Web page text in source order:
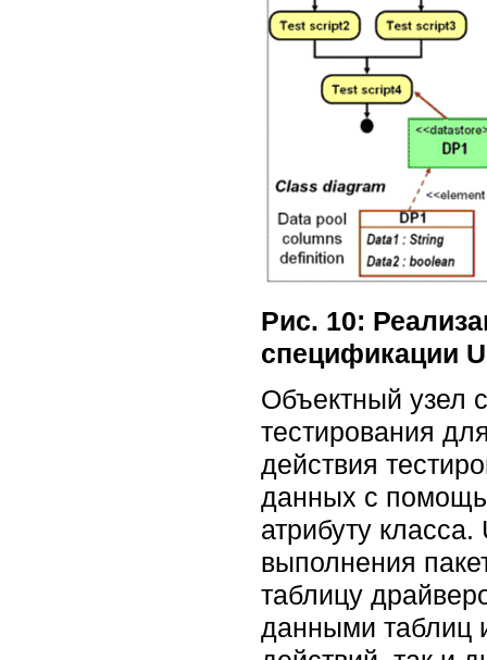
Рис. 10:
спецификации
Объектный узел
тестирования
действия
данных с
атрибуту
выполнения
таблицу
данными таблиц